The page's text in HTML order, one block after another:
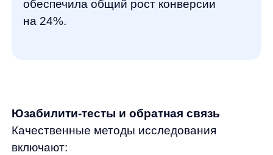
В мире, где данных становится все больше,
а времени на их анализ — все меньше,
на помощь приходят инновационные